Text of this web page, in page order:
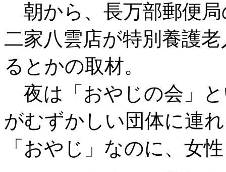
朝から、長万部郵便
二家八雲店が特別養護
るとかの取材。
夜は「おやじの会」
がむずかしい団体に連
「おやじ」なのに、女